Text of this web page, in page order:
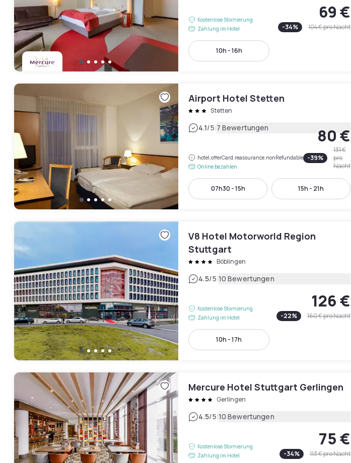
Kostenlose Stornierung
Zahlung im Hotel
69 €
-34% 104 €pro Nacht
10h - 16h
Airport Hotel Stetten
Stetten
4.1/5|7 Bewertungen
hotel.offerCard.reassurance.nonRefundable
Online bezahlen
80 €
-39%
131 €
pro
Nacht
07h30 - 15h 15h - 21h
V8 Hotel Motorworld Region
Stuttgart
Böblingen
4.5/5|10 Bewertungen
Kostenlose Stornierung
Zahlung im Hotel
126 €
-22% 160 €pro Nacht
10h - 17h
Mercure Hotel Stuttgart Gerlingen
Gerlingen
4.5/5|10 Bewertungen
Kostenlose Stornierung
Zahlung im Hotel
75 €
-34% 113 €pro Nacht